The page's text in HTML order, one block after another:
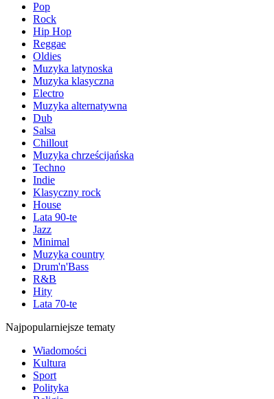
Pop
Rock
Hip Hop
Reggae
Oldies
Muzyka latynoska
Muzyka klasyczna
Electro
Muzyka alternatywna
Dub
Salsa
Chillout
Muzyka chrześcijańska
Techno
Indie
Klasyczny rock
House
Lata 90-te
Jazz
Minimal
Muzyka country
Drum'n'Bass
R&B
Hity
Lata 70-te
Najpopularniejsze tematy
Wiadomości
Kultura
Sport
Polityka